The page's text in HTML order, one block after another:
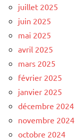
juillet 2025
juin 2025
mai 2025
avril 2025
mars 2025
février 2025
janvier 2025
décembre 2024
novembre 2024
octobre 2024